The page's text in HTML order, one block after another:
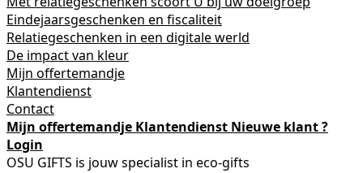
Eindejaarsgeschenken en fiscaliteit
Relatiegeschenken in een digitale werld
De impact van kleur
Mijn offertemandje
Klantendienst
Contact
Mijn offertemandje Klantendienst Nieuwe klant ?
Login
OSU GIFTS is jouw specialist in eco-gifts